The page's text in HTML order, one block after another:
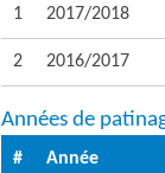
1 2017/2018
2 2016/2017
Années de
# Année